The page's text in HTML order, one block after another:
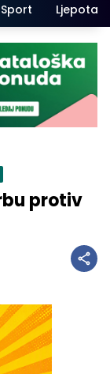
Sport Ljepota i
protiv